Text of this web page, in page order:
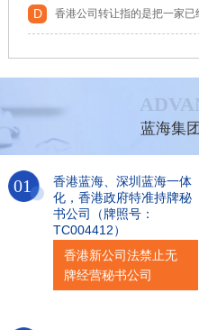
蓝海集
香港蓝海、深圳蓝海一体
化，香港政府特准持牌秘
书公司（牌照号：
TC004412）
香港新公司法禁止无
牌经营秘书公司